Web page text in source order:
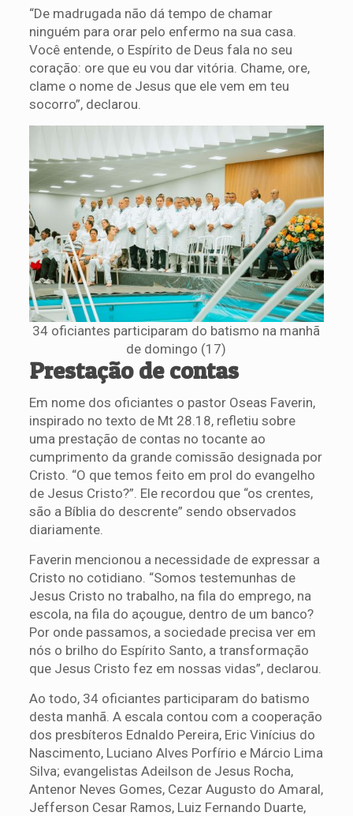
“De madrugada não dá tempo de chamar
ninguém para orar pelo enfermo na sua casa.
Você entende, o Espírito de Deus fala no seu
coração: ore que eu vou dar vitória. Chame, ore,
clame o nome de Jesus que ele vem em teu
socorro”, declarou.
34 oficiantes participaram do batismo na manhã
de domingo (17)
Prestação de contas
Em nome dos oficiantes o pastor Oseas Faverin,
inspirado no texto de Mt 28.18, refletiu sobre
uma prestação de contas no tocante ao
cumprimento da grande comissão designada por
Cristo. “O que temos feito em prol do evangelho
de Jesus Cristo?”. Ele recordou que “os crentes,
são a Bíblia do descrente” sendo observados
diariamente.
Faverin mencionou a necessidade de expressar a
Cristo no cotidiano. “Somos testemunhas de
Jesus Cristo no trabalho, na fila do emprego, na
escola, na fila do açougue, dentro de um banco?
Por onde passamos, a sociedade precisa ver em
nós o brilho do Espírito Santo, a transformação
que Jesus Cristo fez em nossas vidas”, declarou.
Ao todo, 34 oficiantes participaram do batismo
desta manhã. A escala contou com a cooperação
dos presbíteros Ednaldo Pereira, Eric Vinícius do
Nascimento, Luciano Alves Porfírio e Márcio Lima
Silva; evangelistas Adeilson de Jesus Rocha,
Antenor Neves Gomes, Cezar Augusto do Amaral,
Jefferson Cesar Ramos, Luiz Fernando Duarte,